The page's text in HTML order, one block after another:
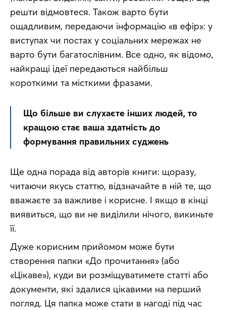
решти відмовтеся. Також варто бути
ощадливим, передаючи інформацію «в ефір»: у
виступах чи постах у соціальних мережах не
варто бути багатослівним. Все одно, як відомо,
найкращі ідеї передаються найбільш
короткими та місткими фразами.
Що більше ви слухаєте інших людей, то
кращою стає ваша здатність до
формування правильних суджень
Ще одна порада від авторів книги: щоразу,
читаючи якусь статтю, відзначайте в ній те, що
вважаєте за важливе і корисне. І якщо в кінці
виявиться, що ви не виділили нічого, викиньте
її.
Дуже корисним прийомом може бути
створення папки «До прочитання» (або
«Цікаве»), куди ви розміщуватимете статті або
документи, які здалися цікавими на перший
погляд. Ця папка може стати в нагоді під час